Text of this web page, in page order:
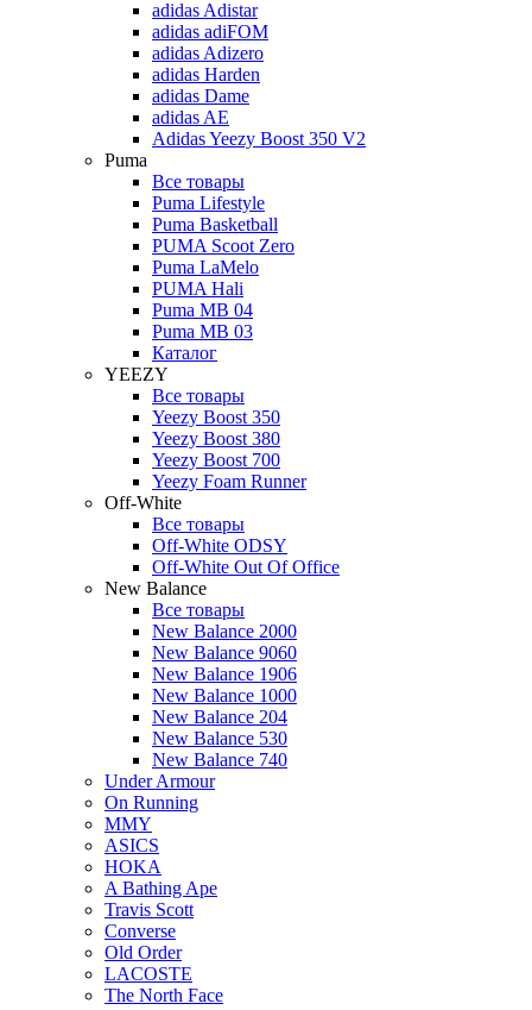
adidas Adistar
adidas adiFOM
adidas Adizero
adidas Harden
adidas Dame
adidas AE
Adidas Yeezy Boost 350 V2
Puma
Все товары
Puma Lifestyle
Puma Basketball
PUMA Scoot Zero
Puma LaMelo
PUMA Hali
Puma MB 04
Puma MB 03
Каталог
YEEZY
Все товары
Yeezy Boost 350
Yeezy Boost 380
Yeezy Boost 700
Yeezy Foam Runner
Off-White
Все товары
Off-White ODSY
Off-White Out Of Office
New Balance
Все товары
New Balance 2000
New Balance 9060
New Balance 1906
New Balance 1000
New Balance 204
New Balance 530
New Balance 740
Under Armour
On Running
MMY
ASICS
HOKA
A Bathing Ape
Travis Scott
Converse
Old Order
LACOSTE
The North Face